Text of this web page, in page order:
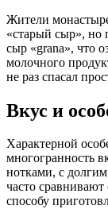
Жители
«старый сыр», но
сыр «grana», что
молочного
не раз спасал
Вкус и
Характерной
многогранность
нотками, с
часто
способу